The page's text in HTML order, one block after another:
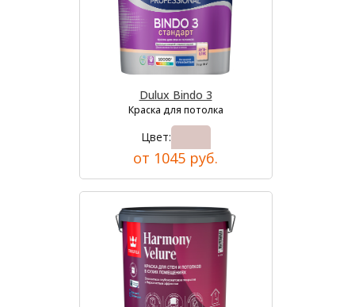
Dulux Bindo 3
Краска для потолка
Цвет:
от 1045 руб.